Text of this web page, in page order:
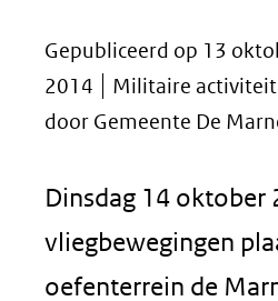
Gepubliceerd op 13
2014
Militaire
door Gemeente De
Dinsdag 14 oktober
vliegbewegingen
oefenterrein de